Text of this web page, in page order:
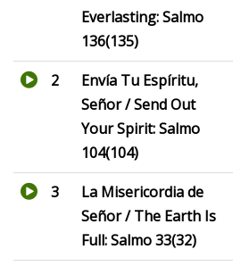
Everlasting: Salmo
136(135)
2
Envía Tu Espíritu,
Señor / Send Out
Your Spirit: Salmo
104(104)
3
La Misericordia de
Señor / The Earth Is
Full: Salmo 33(32)